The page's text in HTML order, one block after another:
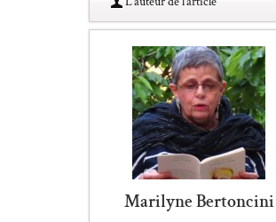
Marilyne Bertoncini